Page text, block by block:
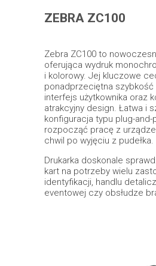
ZEBRA ZC100
Zebra ZC100 to
oferująca wydruk
i kolorowy. Jej kluczowe
ponadprzeciętna szybkość
interfejs użytkownika oraz
atrakcyjny design. Łatwa i
konfiguracja typu plug-and-
rozpocząć pracę z
chwil po wyjęciu z pudełka.
Drukarka doskonale
kart na potrzeby wielu
identyfikacji, handlu
eventowej czy obsłudze